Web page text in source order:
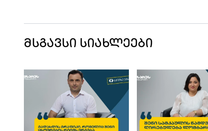
იგივე უბედურების დატრიალების
მსგავსი სიახლეები